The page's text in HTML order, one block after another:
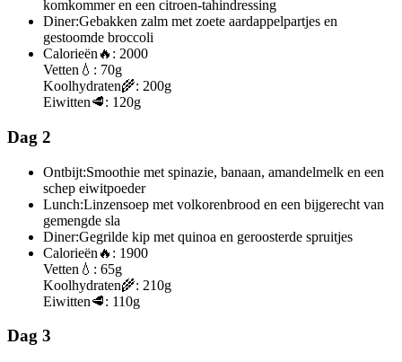
komkommer en een citroen-tahindressing
Diner:Gebakken zalm met zoete aardappelpartjes en
gestoomde broccoli
Calorieën 🔥: 2000
Vetten 💧: 70g
Koolhydraten🌾: 200g
Eiwitten🥩: 120g
Dag 2
Ontbijt:Smoothie met spinazie, banaan, amandelmelk en een
schep eiwitpoeder
Lunch:Linzensoep met volkorenbrood en een bijgerecht van
gemengde sla
Diner:Gegrilde kip met quinoa en geroosterde spruitjes
Calorieën 🔥: 1900
Vetten 💧: 65g
Koolhydraten🌾: 210g
Eiwitten🥩: 110g
Dag 3